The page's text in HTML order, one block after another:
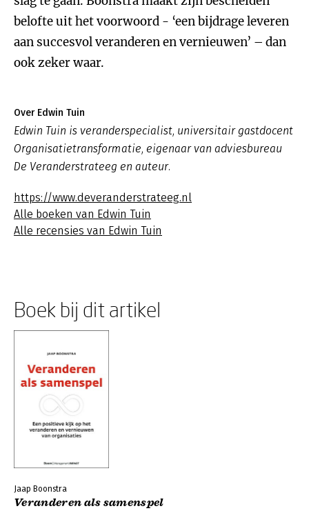
belofte uit het voorwoord - ‘een bijdrage leveren
aan succesvol veranderen en vernieuwen’ – dan
ook zeker waar.
Over Edwin Tuin
Edwin Tuin is veranderspecialist, universitair gastdocent
Organisatietransformatie, eigenaar van adviesbureau
De Veranderstrateeg en auteur.
https://www.deveranderstrateeg.nl
Alle boeken van Edwin Tuin
Alle recensies van Edwin Tuin
Boek bij dit artikel
Jaap Boonstra
Veranderen als samenspel